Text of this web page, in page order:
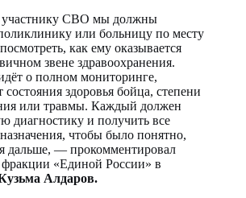
СВО мы должны
или больницу по месту
как ему оказывается
звене здравоохранения.
о полном мониторинге,
состояния здоровья бойца, степени
или травмы. Каждый должен
диагностику и получить все
чтобы было понятно,
дальше, — прокомментировал
фракции «Единой России» в
Алдаров.